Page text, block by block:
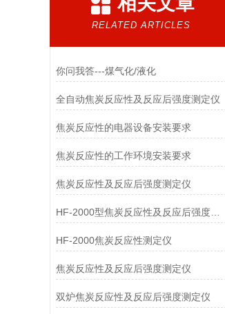
RELATED ARTICLES
你问我答---煤气化/液化
全自动焦炭反应性及反应后强度测定仪
焦炭反应性的电器设备安装要求
焦炭反应性的工作环境安装要求
焦炭反应性及反应后强度测定仪
HF-2000型焦炭反应性及反应后强度测定仪产品介绍
HF-2000焦炭反应性测定仪
​焦炭反应性及反应后强度测定仪
双炉焦炭反应性及反应后强度测定仪